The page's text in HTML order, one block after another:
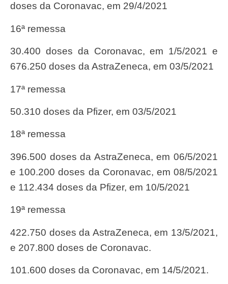
doses da Coronavac, em 29/4/2021
16ª remessa
30.400 doses da Coronavac, em 1/5/2021 e
676.250 doses da AstraZeneca, em 03/5/2021
17ª remessa
50.310 doses da Pfizer, em 03/5/2021
18ª remessa
396.500 doses da AstraZeneca, em 06/5/2021
e 100.200 doses da Coronavac, em 08/5/2021
e 112.434 doses da Pfizer, em 10/5/2021
19ª remessa
422.750 doses da AstraZeneca, em 13/5/2021,
e 207.800 doses de Coronavac.
101.600 doses da Coronavac, em 14/5/2021.